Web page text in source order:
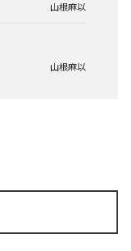
山根麻以
山根麻以